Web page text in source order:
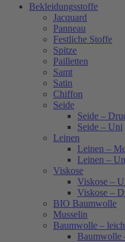
Bekleidungsstoffe
Jacquard
Panneau
Festliche Stoffe
Spitze
Pailletten
Samt
Satin
Chiffon
Seide
Seide –
Seide – Uni
Leinen
Leinen –
Leinen –
Viskose
Viskose –
Viskose –
BIO Baumwolle
Musselin
Baumwolle –
Baumwolle